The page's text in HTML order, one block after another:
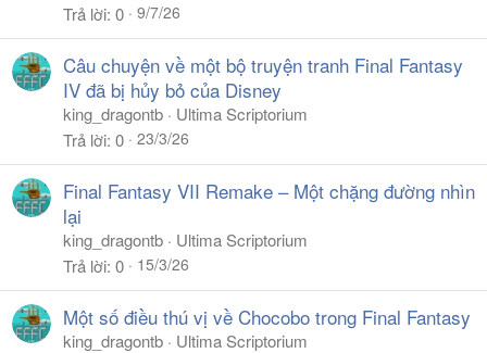
Trả lời 0 9/7/26
Câu chuyện về một bộ truyện tranh Final Fantasy
IV đã bị hủy bỏ của Disney
king_dragontb
Ultima Scriptorium
Trả lời 0 23/3/26
Final Fantasy VII Remake – Một chặng đường nhìn
lại
king_dragontb
Ultima Scriptorium
Trả lời 0 15/3/26
Một số điều thú vị về Chocobo trong Final Fantasy
king_dragontb
Ultima Scriptorium